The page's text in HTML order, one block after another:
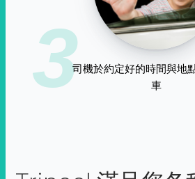
3司機於約定好的時間與地
車